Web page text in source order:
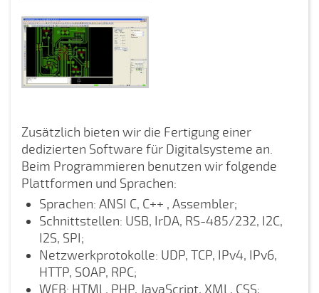
Zusätzlich bieten wir die Fertigung einer
dedizierten Software für Digitalsysteme an.
Beim Programmieren benutzen wir folgende
Plattformen und Sprachen:
Sprachen: ANSI C, C++ , Assembler;
Schnittstellen: USB, IrDA, RS-485/232, I2C,
I2S, SPI;
Netzwerkprotokolle: UDP, TCP, IPv4, IPv6,
HTTP, SOAP, RPC;
WEB: HTML, PHP, JavaScript, XML, CSS;